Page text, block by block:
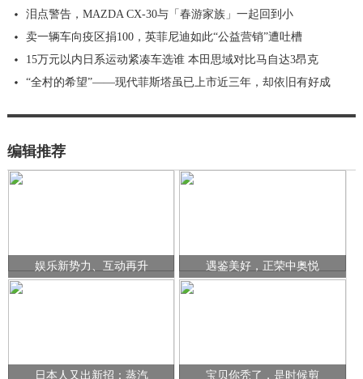
泪点警告，MAZDA CX-30与「春游家族」一起回到小
卖一辆车向疫区捐100，英菲尼迪如此“公益营销”遭吐槽
15万元以内日系运动紧凑车选谁 本田思域对比马自达3昂克
“全村的希望”——现代菲斯塔虽已上市近三年，却依旧有好成
编辑推荐
娱乐新势力、互动再升 遇鉴美好，正荣中奥悦
日本人又出新招：蒸汽 宝贝你秃了，是时候剪